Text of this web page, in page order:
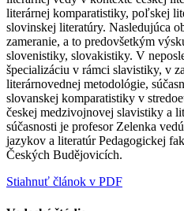
literárnej komparatistiky, poľskej
slovinskej literatúry. Nasledujúca
zameranie, a to predovšetkým
slovenistiky, slovakistiky. V
špecializáciu v rámci slavistiky, v
literárnovednej metodológie,
slovanskej komparatistiky v
českej medzivojnovej slavistiky a
súčasnosti je profesor Zelenka
jazykov a literatúr Pedagogickej
Českých Budějovicích.
Stiahnuť článok v PDF